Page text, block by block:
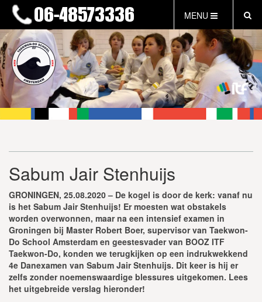
MENU
HOME
NIEUWS
LESTIJDEN & TARIEVEN
INFORMATIE
WAT IS TAEKWON-DO?
FAQ
INLOG LEDEN
GRATIS PROEFLES
Sabum Jair Stenhuijs
GRONINGEN, 25.08.2020 – De kogel is door de kerk: vanaf nu
is het Sabum Jair Stenhuijs! Er moesten wat obstakels
worden overwonnen, maar na een intensief examen in
Groningen bij Master Robert Boer, supervisor van Taekwon-
Do School Amsterdam en geestesvader van BOOZ ITF
Taekwon-Do, konden we terugkijken op een indrukwekkend
4e Danexamen van Sabum Jair Stenhuijs. Dit keer is hij er
zelfs zonder noemenswaardige blessures uitgekomen. Lees
het uitgebreide verslag hieronder!